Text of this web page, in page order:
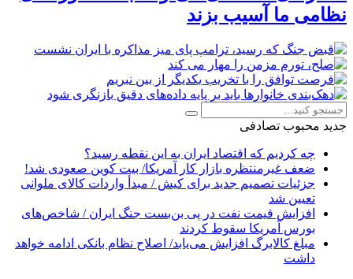
نظامی ما آسیب بزند
جدید محبوب تصادفی
چه کردیم که اقتصاد ایران به این نقطه رسید؟
ضعف غیرمنتظره بازار کار آمریکا/ بیت کوین صعودی شد!
جزئیات تصمیم جدید برای کیش / مبدأ واردات کالای ملوانی
تعیین شد
افزایش قیمت نفت در پی بن‌بست جنگ ایران / شاخص‌های
بورس آمریکا سقوط کردند
مبلغ کالابرگ افزایش می‌یابد/ اصلاح نظام بانکی ادامه خواهد
داشت